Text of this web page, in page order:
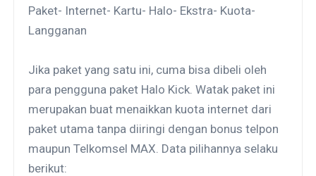
Paket- Internet- Kartu- Halo- Ekstra- Kuota-
Langganan
Jika paket yang satu ini, cuma bisa dibeli oleh
para pengguna paket Halo Kick. Watak paket ini
merupakan buat menaikkan kuota internet dari
paket utama tanpa diiringi dengan bonus telpon
maupun Telkomsel MAX. Data pilihannya selaku
berikut: